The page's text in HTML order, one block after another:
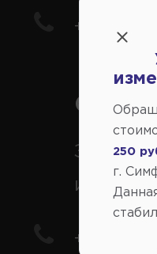
+7(978)
Заказ
+7(978)
250
г.